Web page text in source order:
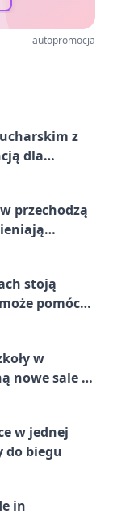
autopromocja
z
dla
przechodzą
stoją
pomóc
w
nowe sale i
w jednej
do biegu
in